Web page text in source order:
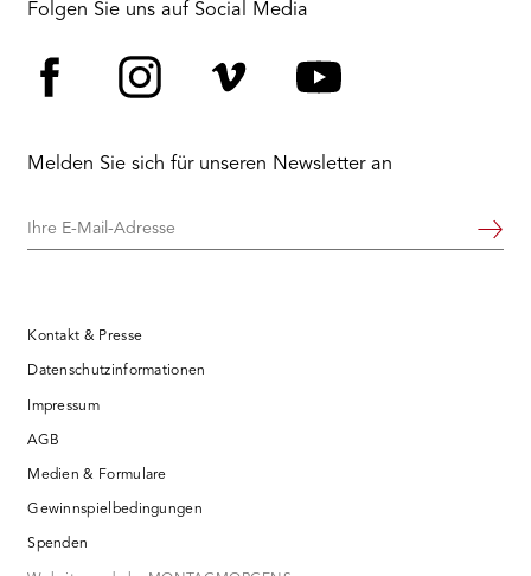
Folgen Sie uns auf Social Media
Melden Sie sich für unseren Newsletter an
Ihre
Weiter
Kontakt & Presse
Datenschutzinformationen
Impressum
AGB
Medien & Formulare
Gewinnspielbedingungen
Spenden